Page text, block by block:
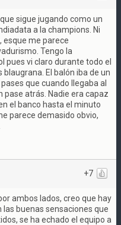
sigue jugando como un
a la champions. Ni
esque me parece
Tengo la
pues vi claro durante todo el
El balón iba de un
que cuando llegaba al
pase atrás. Nadie era capaz
el banco hasta el minuto
parece demasido obvio,
+7
ambos lados, creo que hay
buenas sensaciones que
se ha echado el equipo a